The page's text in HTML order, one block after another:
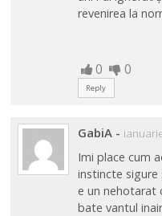
revenirea la
0 0
Reply
GabiA -
Imi place cum
instincte sigure
e un nehotarat
bate vantul